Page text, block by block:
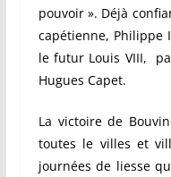
pouvoir ». Déjà
capétienne, Philippe
le futur Louis VIII,
Hugues Capet.
La victoire de
toutes le villes et
journées de liesse